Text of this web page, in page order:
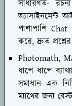
সাধারণত-
অ্যাসাইনমেন্ট
পাশাপাশি
করে, দ্রুত
Photomath,
ধাপে ধাপে
সমাধান এক
ম্যাথের জন্য